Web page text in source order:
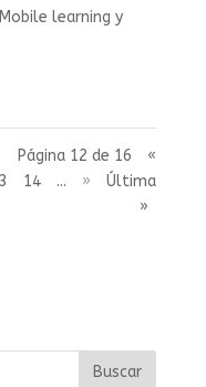
learning y
Página 12 de 16
«
14 ... »
Última
»